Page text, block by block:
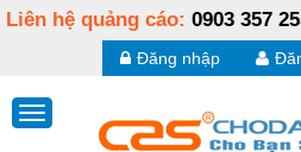
Liên hệ quảng cáo: 0903 357
Đăng nhập